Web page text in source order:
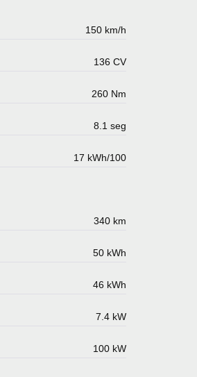
150 km/h
136 CV
260 Nm
8.1 seg
17 kWh/100
340 km
50 kWh
46 kWh
7.4 kW
100 kW